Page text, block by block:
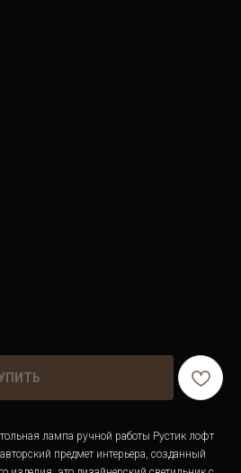
лампа ручной работы Рустик лофт
предмет интерьера, созданный